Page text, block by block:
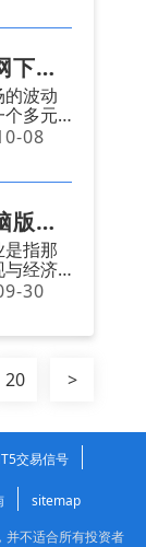
格成
助。
分析
能会
。今
过安
，分析
化投
些建
下载
版：
合
略
波动
个多元
组合
手，
交易
帮助
合的多
五种
投资
08
版下
性行
周
是指那
与经济
的行
期则
。银
上，
股票
个不
管没
业分类
为交
30
20 >
交易信号
sitemap
并不适合所有投资者